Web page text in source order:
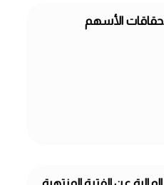
الأسهم